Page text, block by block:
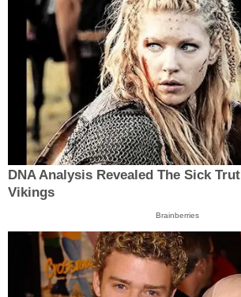
DNA Analysis Revealed The Sick
Vikings
Brainberries